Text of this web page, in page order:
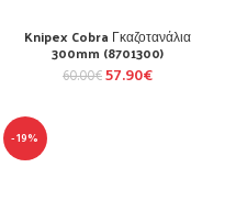
Knipex Cobra Γκαζοτανάλια
300mm (8701300)
60.00€57.90€
-19%